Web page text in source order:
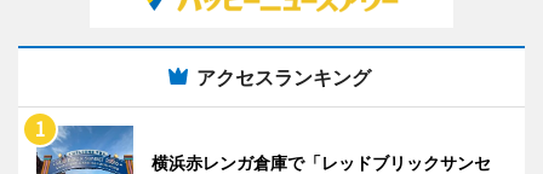
アクセスランキング
横浜赤レンガ倉庫で「レッドブリックサンセ